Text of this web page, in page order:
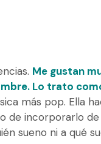
Me gustan
Lo trato
más pop. Ella
incorporarlo de
sueno ni a qué